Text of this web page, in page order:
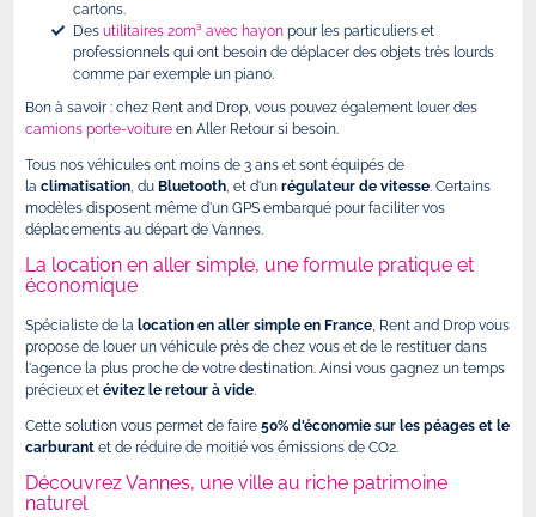
cartons.
Des utilitaires 20m³ avec hayon pour les particuliers et
professionnels qui ont besoin de déplacer des objets très lourds
comme par exemple un piano.
Bon à savoir : chez Rent and Drop, vous pouvez également louer des
camions porte-voiture en Aller Retour si besoin.
Tous nos véhicules ont moins de 3 ans et sont équipés de
la climatisation, du Bluetooth, et d'un régulateur de vitesse. Certains
modèles disposent même d'un GPS embarqué pour faciliter vos
déplacements au départ de Vannes.
La location en aller simple, une formule pratique et
économique
Spécialiste de la location en aller simple en France, Rent and Drop vous
propose de louer un véhicule près de chez vous et de le restituer dans
l'agence la plus proche de votre destination. Ainsi vous gagnez un temps
précieux et évitez le retour à vide.
Cette solution vous permet de faire 50% d'économie sur les péages et le
carburant et de réduire de moitié vos émissions de CO2.
Découvrez Vannes, une ville au riche patrimoine
naturel